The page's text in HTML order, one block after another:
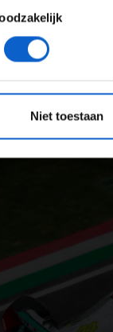
Niet toestaan
van
ook wel een
meer."
zijn handen
denk word ik er
om te schakelen.